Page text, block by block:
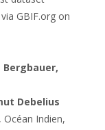
GBIF.org on
Debelius
Océan Indien,